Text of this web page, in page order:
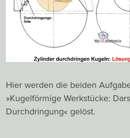
Hier werden die beiden
»Kugelförmige Werkstücke:
Durchdringung« gelöst.